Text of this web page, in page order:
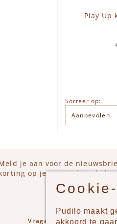
Play Up
Sorteer op:
je aan voor de
op je eerstvolgende
Vragen of opmerkingen?
Pudilo maakt
akkoord te